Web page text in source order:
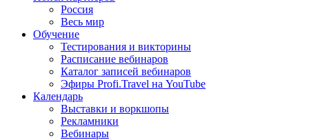
Россия
Весь мир
Обучение
Тестирования и викторины
Расписание вебинаров
Каталог записей вебинаров
Эфиры Profi.Travel на YouTube
Календарь
Выставки и воркшопы
Рекламники
Вебинары